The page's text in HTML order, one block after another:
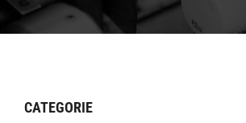
CATEGORIE